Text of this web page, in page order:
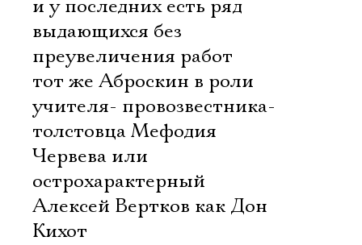
и у последних есть ряд
выдающихся без
преувеличения работ 
тот же Аброскин в роли
учителя- провозвестника-
толстовца Мефодия
Червева или
острохарактерный
Алексей Вертков как Дон
Кихот